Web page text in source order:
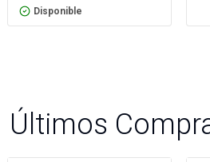
Disponible
Últimos